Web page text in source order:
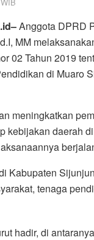
Anggota DPRD
MM
02 Tahun 2019
di Muaro
meningkatkan
kebijakan daerah
Kabupaten
tenaga
hadir, di